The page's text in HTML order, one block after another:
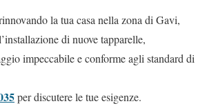
la tua casa nella zona di Gavi,
di nuove tapparelle,
impeccabile e conforme agli standard di
per discutere le tue esigenze.